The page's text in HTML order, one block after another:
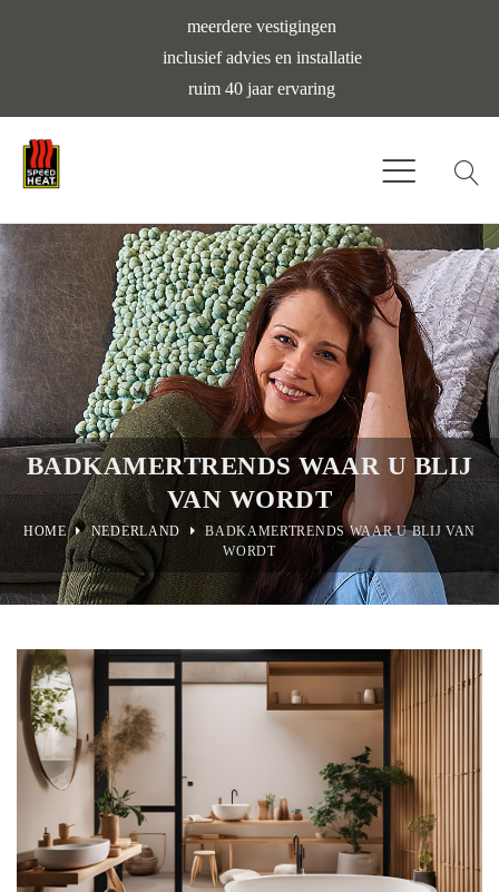
meerdere vestigingen
inclusief advies en installatie
ruim 40 jaar ervaring
BADKAMERTRENDS WAAR U BLIJ
VAN WORDT
HOME NEDERLAND
BADKAMERTRENDS WAAR U BLIJ VAN
WORDT